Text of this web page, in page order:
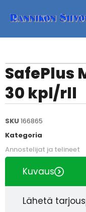
SafePlus
30 kpl/rll
SKU 166865
Kategoria
Annostelijat ja telineet
Kuvaus
Lähetä